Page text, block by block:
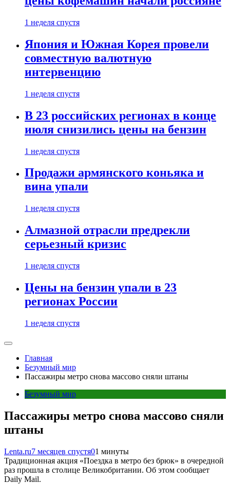
1 неделя спустя
Япония и Южная Корея провели
совместную валютную
интервенцию
1 неделя спустя
В 23 российских регионах в конце
июля снизились цены на бензин
1 неделя спустя
Продажи армянского коньяка и
вина упали
1 неделя спустя
Алмазной отрасли предрекли
серьезный кризис
1 неделя спустя
Цены на бензин упали в 23
регионах России
1 неделя спустя
Главная
Безумный мир
Пассажиры метро снова массово сняли штаны
Безумный мир
Пассажиры метро снова массово сняли
штаны
Lenta.ru7 месяцев спустя01 минуты
Традиционная акция «Поездка в метро без брюк» в очередной
раз прошла в столице Великобритании. Об этом сообщает
Daily Mail.